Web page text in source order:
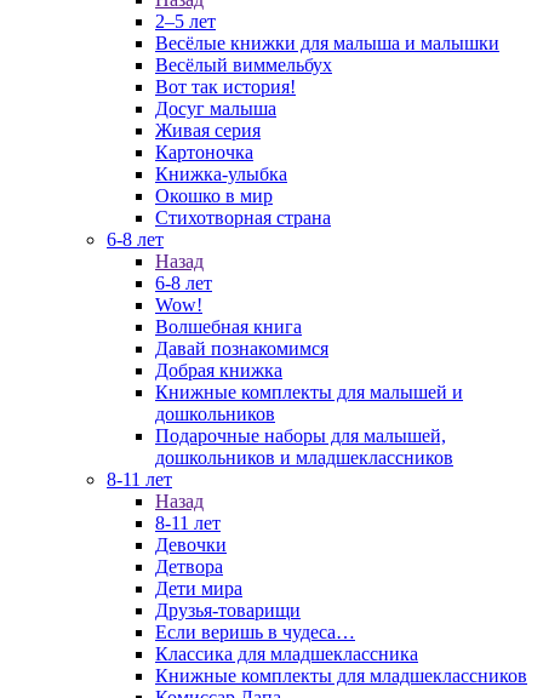
2–5 лет
Весёлые книжки для малыша и малышки
Весёлый виммельбух
Вот так история!
Досуг малыша
Живая серия
Картоночка
Книжка-улыбка
Окошко в мир
Стихотворная страна
6-8 лет
Назад
6-8 лет
Wow!
Волшебная книга
Давай познакомимся
Добрая книжка
Книжные комплекты для малышей и
дошкольников
Подарочные наборы для малышей,
дошкольников и младшеклассников
8-11 лет
Назад
8-11 лет
Девочки
Детвора
Дети мира
Друзья-товарищи
Если веришь в чудеса…
Классика для младшеклассника
Книжные комплекты для младшеклассников